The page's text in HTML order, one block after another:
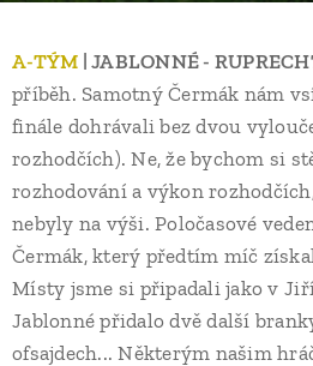
A-TÝM | JABLONNÉ -
příběh. Samotný Čermák nám
finále dohrávali bez dvou
rozhodčích). Ne, že bychom si
rozhodování a výkon
nebyly na výši. Poločasové
Čermák, který předtím míč
Místy jsme si připadali jako v
Jablonné přidalo dvě další
ofsajdech... Některým našim